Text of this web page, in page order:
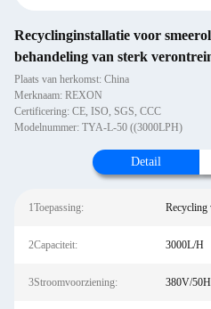
Recyclinginstallatie voor
behandeling van sterk
Plaats van herkomst: China
Merknaam: REXON
Certificering: CE, ISO, SGS, CCC
Modelnummer: TYA-L-50 ((3000LPH)
Detail
1Toepassing: Recycling
2Capaciteit: 3000L/H
3Stroomvoorziening: 380V/